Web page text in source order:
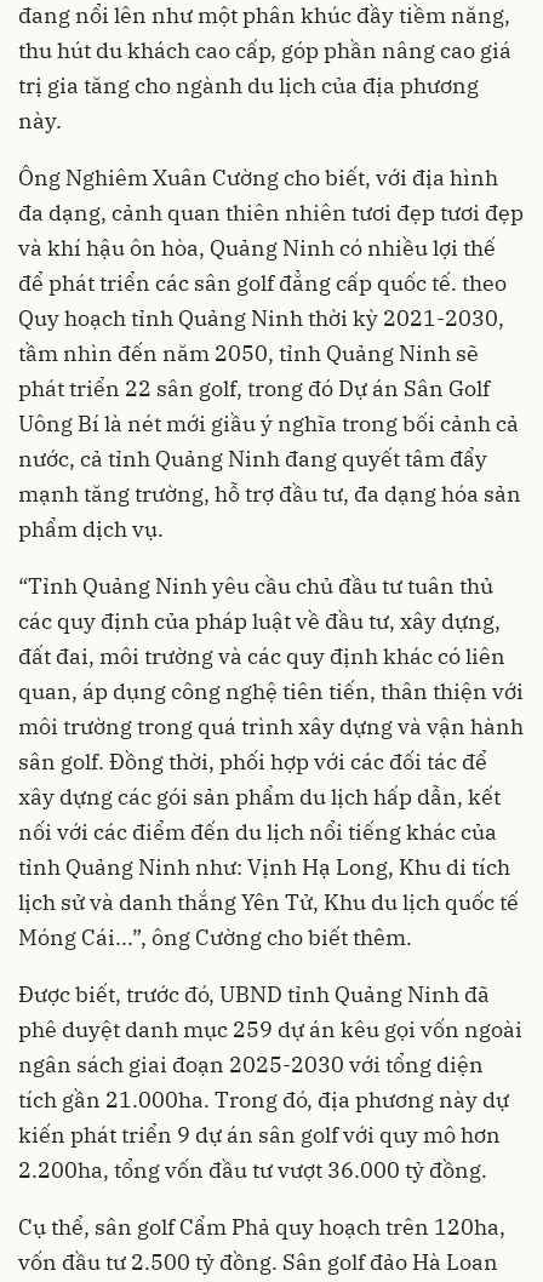
đang nổi lên như một phân khúc đầy tiềm năng,
thu hút du khách cao cấp, góp phần nâng cao giá
trị gia tăng cho ngành du lịch của địa phương
này.
Ông Nghiêm Xuân Cường cho biết, với địa hình
đa dạng, cảnh quan thiên nhiên tươi đẹp tươi đẹp
và khí hậu ôn hòa, Quảng Ninh có nhiều lợi thế
để phát triển các sân golf đẳng cấp quốc tế. theo
Quy hoạch tỉnh Quảng Ninh thời kỳ 2021-2030,
tầm nhìn đến năm 2050, tỉnh Quảng Ninh sẽ
phát triển 22 sân golf, trong đó Dự án Sân Golf
Uông Bí là nét mới giầu ý nghĩa trong bối cảnh cả
nước, cả tỉnh Quảng Ninh đang quyết tâm đẩy
mạnh tăng trường, hỗ trợ đầu tư, đa dạng hóa sản
phẩm dịch vụ.
“Tỉnh Quảng Ninh yêu cầu chủ đầu tư tuân thủ
các quy định của pháp luật về đầu tư, xây dựng,
đất đai, môi trường và các quy định khác có liên
quan, áp dụng công nghệ tiên tiến, thân thiện với
môi trường trong quá trình xây dựng và vận hành
sân golf. Đồng thời, phối hợp với các đối tác để
xây dựng các gói sản phẩm du lịch hấp dẫn, kết
nối với các điểm đến du lịch nổi tiếng khác của
tỉnh Quảng Ninh như: Vịnh Hạ Long, Khu di tích
lịch sử và danh thắng Yên Tử, Khu du lịch quốc tế
Móng Cái...”, ông Cường cho biết thêm.
Được biết, trước đó, UBND tỉnh Quảng Ninh đã
phê duyệt danh mục 259 dự án kêu gọi vốn ngoài
ngân sách giai đoạn 2025-2030 với tổng diện
tích gần 21.000ha. Trong đó, địa phương này dự
kiến phát triển 9 dự án sân golf với quy mô hơn
2.200ha, tổng vốn đầu tư vượt 36.000 tỷ đồng.
Cụ thể, sân golf Cẩm Phả quy hoạch trên 120ha,
vốn đầu tư 2.500 tỷ đồng. Sân golf đảo Hà Loan